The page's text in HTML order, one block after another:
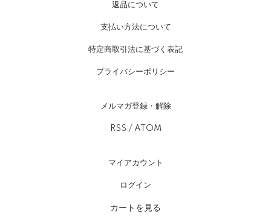
返品について
支払い方法について
特定商取引法に基づく表記
プライバシーポリシー
メルマガ登録・解除
RSS / ATOM
マイアカウント
ログイン
カートを見る